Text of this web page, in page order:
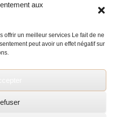
aux
offrir un meilleur services Le fait de ne
peut avoir un effet négatif sur